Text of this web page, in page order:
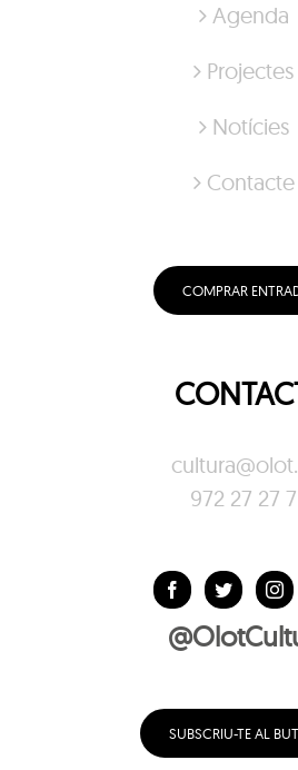
Agenda
Projectes
Notícies
Contacte
COMPRAR
972 27 27
SUBSCRIU-TE AL